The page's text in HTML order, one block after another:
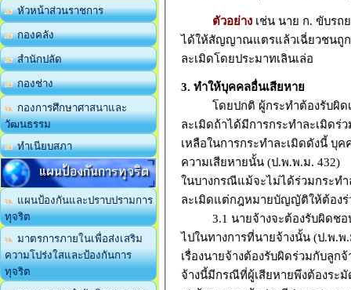
หัวหน้าส่วนราชการ
กองคลัง
สำนักปลัด
กองช่าง
กองการศึกษาศาสนาและ
วัฒนธรรม
ทำเนียบสภา
แผนป้องกันการทุจริต
แผนป้องกันและปราบปรามการ
ทุจริต
มาตรการภายในเพื่อส่งเสริม
ความโปร่งใสและป้องกันการ
ทุจริต
ตัวอย่าง เช่น นาย ก. ขับรถ
ได้ให้สัญญาณแตรแล้วเฉี่ยวชนถูก
ละเมิดโดยประมาทเลินเล่อ
3. ทำให้บุคคลอื่นเสียหาย
โดยปกติ ผู้กระทำต้องรับผิดเฉ
ละเมิดถ้าได้มีการกระทำละเมิด
เหลือในการกระทำละเมิดดังนี้ บุ
ความเสียหายนั้น (ป.พ.พ.ม. 432)
ในบางกรณีแม้จะไม่ได้ร่วมกระทำ
ละเมิดแต่กฎหมายบัญญัติให้ต้อง
3.1 นายจ้างจะต้องรับผิดชอบกั
ไปในทางการที่นายจ้างนั้น (ป.พ.พ
เรื่องนายจ้างต้องรับผิดร่วมกับลูก
จ้างนี้มีกรณีที่ผู้เสียหายพึงต้องระ